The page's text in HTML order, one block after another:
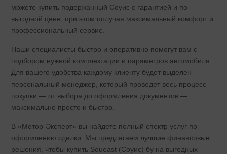
можете купить подержанный Соуис с гарантией и по
выгодной цене, при этом получая максимальный комфорт и
профессиональный сервис.
Наши специалисты быстро и оперативно помогут вам с
подбором нужной комплектации и параметров автомобиля.
Для вашего удобства каждому клиенту будет выделен
персональный менеджер, который проведет весь процесс
покупки — от выбора до оформления документов —
максимально просто и быстро.
В «Мотор-Эксперт» вы найдете полный спектр услуг по
оформлению сделки. Мы предлагаем лучшие финансовые
решения, чтобы купить Soueast (Соуис) бу на выгодных